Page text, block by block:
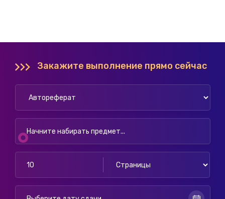
Закажите выполнение прямо сейчас